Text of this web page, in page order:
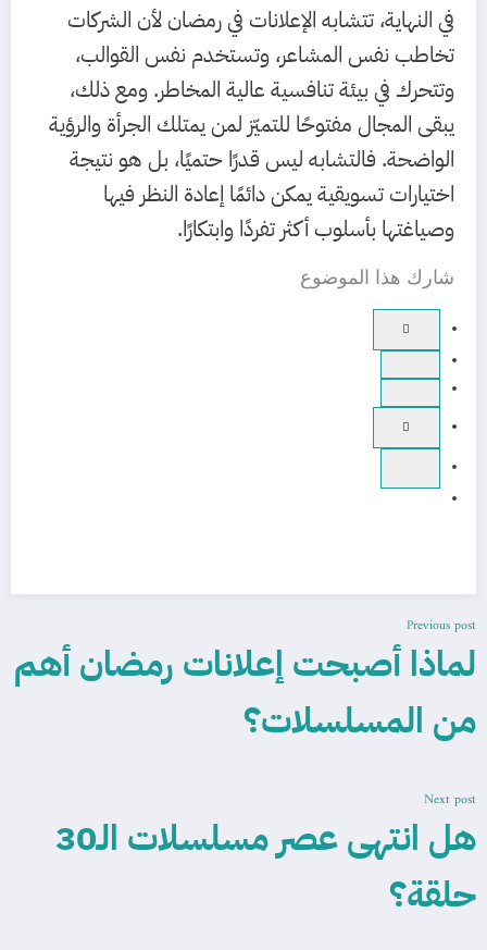
في النهاية، تتشابه الإعلانات في رمضان لأن الشركات
تخاطب نفس المشاعر، وتستخدم نفس القوالب،
وتتحرك في بيئة تنافسية عالية المخاطر. ومع ذلك،
يبقى المجال مفتوحًا للتميّز لمن يمتلك الجرأة والرؤية
الواضحة. فالتشابه ليس قدرًا حتميًا، بل هو نتيجة
اختيارات تسويقية يمكن دائمًا إعادة النظر فيها
وصياغتها بأسلوب أكثر تفردًا وابتكارًا.
شارك هذا الموضوع
Previous post
لماذا أصبحت إعلانات رمضان أهم
من المسلسلات؟
Next post
هل انتهى عصر مسلسلات الـ30
حلقة؟